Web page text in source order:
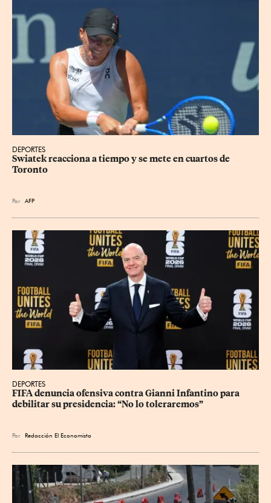
DEPORTES
Swiatek reacciona a tiempo y se mete en cuartos de
Toronto
Por AFP
DEPORTES
FIFA denuncia ofensiva contra Gianni Infantino para
debilitar su presidencia: “No lo toleraremos”
Por Redacción El Economista